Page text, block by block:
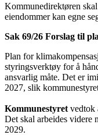
Kommunedirektøren
eiendommer kan egne
Sak 69/26 Forslag til
Plan for
styringsverktøy for å
ansvarlig måte. Det er
2027, slik
Kommunestyret vedtok
Det skal arbeides videre
2029.